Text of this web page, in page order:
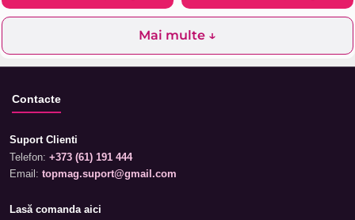
Mai multe ↓
Contacte
Suport Clienti
Telefon: +373 (61) 191 444
Email: topmag.suport@gmail.com
Lasă comanda aici